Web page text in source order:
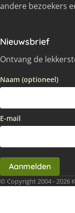
andere bezoekers
Nieuwsbrief
Ontvang de
Naam (optioneel)
E-mail
Aanmelden
© Copyright 2004 - 2026